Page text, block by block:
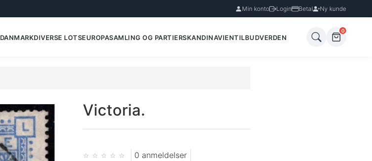
Min konto Login Betal Ny kunde
DANMARKDIVERSE LOTSEUROPASAMLING OG PARTIERSKANDINAVIENTILBUDVERDEN
0
Victoria.
0 anmeldelser